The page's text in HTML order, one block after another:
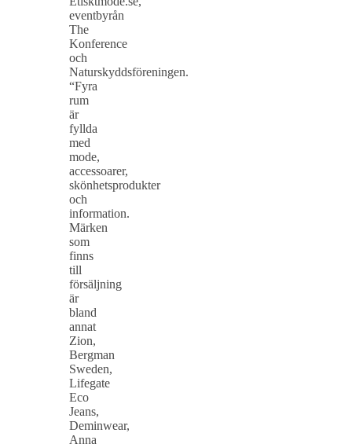
eventbyrån
The
Konference
och
Naturskyddsföreningen.
“Fyra
rum
är
fyllda
med
mode,
accessoarer,
skönhetsprodukter
och
information.
Märken
som
finns
till
försäljning
är
bland
annat
Zion,
Bergman
Sweden,
Lifegate
Eco
Jeans,
Deminwear,
Anna